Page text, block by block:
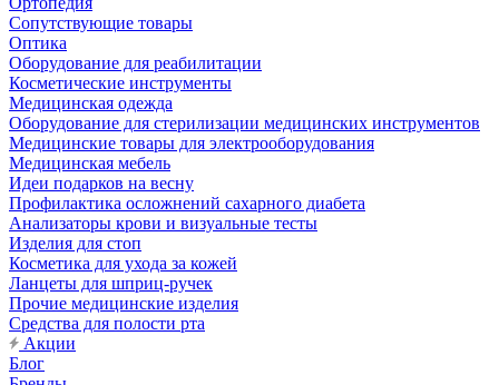
Сопутствующие товары
Оптика
Оборудование для реабилитации
Косметические инструменты
Медицинская одежда
Оборудование для стерилизации медицинских инструментов
Медицинские товары для электрооборудования
Медицинская мебель
Идеи подарков на весну
Профилактика осложнений сахарного диабета
Анализаторы крови и визуальные тесты
Изделия для стоп
Косметика для ухода за кожей
Ланцеты для шприц-ручек
Прочие медицинские изделия
Средства для полости рта
Акции
Блог